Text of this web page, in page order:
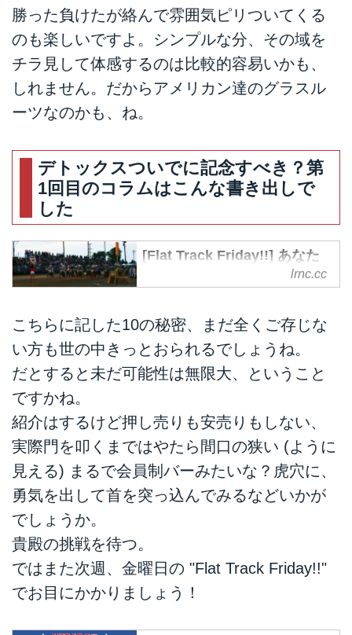
勝った負けたが絡んで雰囲気ピリついてくる
のも楽しいですよ。シンプルな分、その域を
チラ見して体感するのは比較的容易いかも、
しれません。だからアメリカン達のグラスル
ーツなのかも、ね。
デトックスついでに記念すべき？第
1回目のコラムはこんな書き出しで
した
[Flat Track Friday!!] あなた
のきっと知らないダートトラ
ック10の秘密。 -
LIFESTYLE + α
今回から始まる新企画「Flat
Track Friday!!」は、毎週金曜日更
新で日本と世界のフラットトラッ
クライダー/FEVHOTSレースプロ
モーター・ハヤシがお届けしま
す。我が国ではフラットトラック
＜ダートトラックの呼び名がポピ
ュラーなので、コラム本文はそち
いダートトラック10の秘密」で
す。
lrnc.cc
こちらに記した10の秘密、まだ全くご存じな
い方も世の中きっとおられるでしょうね。
だとすると未だ可能性は無限大、ということ
ですかね。
紹介はするけど押し売りも安売りもしない、
実際門を叩くまではやたら間口の狭い (ように
見える) まるで会員制バーみたいな？虎穴に、
勇気を出して首を突っ込んでみるなどいかが
でしょうか。
貴殿の挑戦を待つ。
ではまた次週、金曜日の "Flat Track Friday!!"
でお目にかかりましょう！